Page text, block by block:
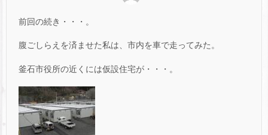
前回の続き・・・。
腹ごしらえを済ませた私は、市内を車で走ってみた。
釜石市役所の近くには仮設住宅が・・・。